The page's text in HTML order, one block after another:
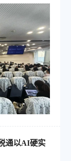
通以AI硬实